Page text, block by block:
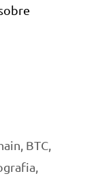
, BTC,
,